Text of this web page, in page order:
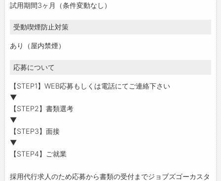
試用期間3ヶ月（条件変動なし）
受動喫煙防止対策
あり（屋内禁煙）
応募について
【STEP1】WEB応募もしくは電話にてご連絡下さい
▼
【STEP2】書類選考
▼
【STEP3】面接
▼
【STEP4】ご就業
採用代行求人のため応募から書類の受付までジョブズゴーカスタ